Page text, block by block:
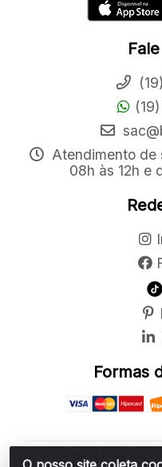
Atendimento de
08h às 12h e
Formas